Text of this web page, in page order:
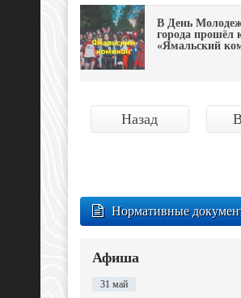
В День
города прошёл
«Ямальский
Назад
Нормативные
Афиша
31 май